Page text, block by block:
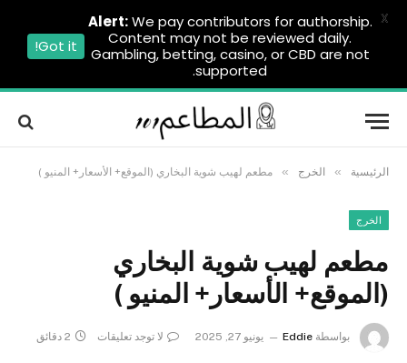
الرئيسية » الخرج » مطعم لهيب شوية البخاري (الموقع+ الأسعار+ المنيو )
الخرج
مطعم لهيب شوية البخاري
(الموقع+ الأسعار+ المنيو )
بواسطة Eddie يونيو 27, 2025 لا توجد تعليقات 2 دقائق
Alert:We pay contributors for authorship.
Content may not be reviewed daily.
Gambling, betting, casino, or CBD are not
supported.
Got it!
X